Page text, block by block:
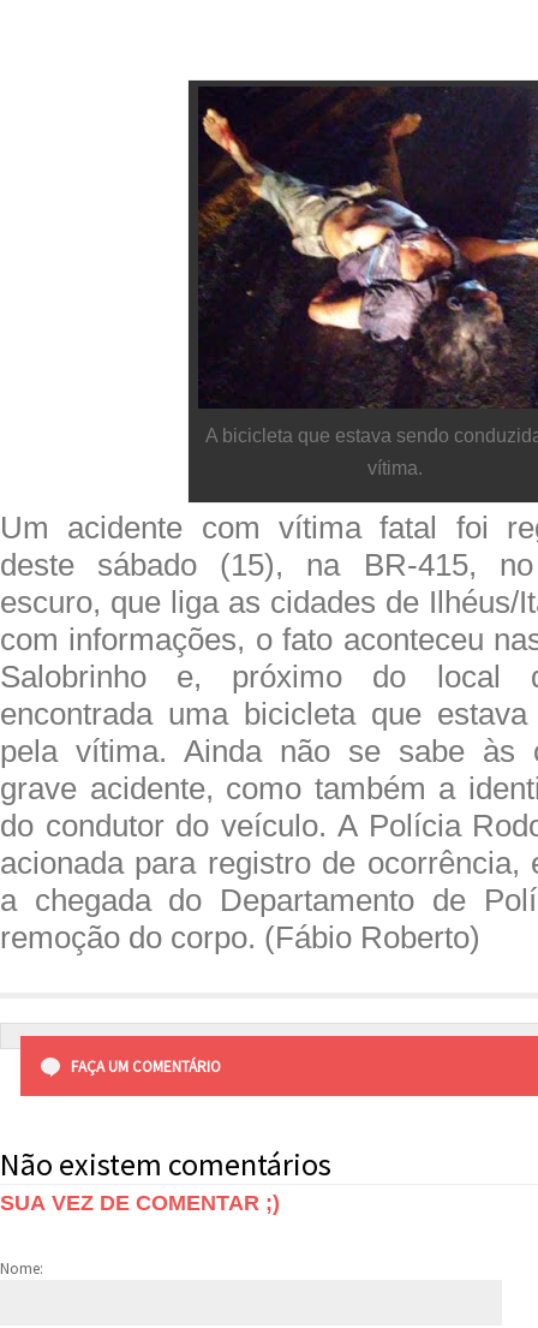
A bicicleta que estava sendo
vítima.
Um acidente com vítima fatal foi
deste sábado (15), na BR-415,
escuro, que liga as cidades de Ilhéus/
com informações, o fato aconteceu
Salobrinho e, próximo do local
encontrada uma bicicleta que
pela vítima. Ainda não se sabe às
grave acidente, como também a
do condutor do veículo. A Polícia
acionada para registro de ocorrência,
a chegada do Departamento de
remoção do corpo. (Fábio Roberto)
FAÇA UM COMENTÁRIO
Não existem comentários
SUA VEZ DE COMENTAR ;)
Nome: